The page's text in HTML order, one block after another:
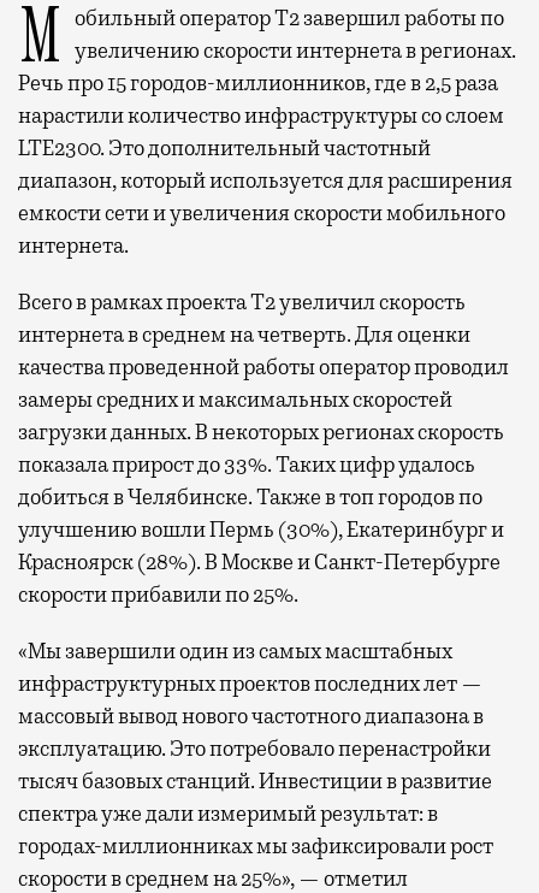
Мобильный оператор Т2 завершил работы по увеличению скорости интернета в регионах.
Речь про 15 городов-миллионников, где в 2,5 раза
нарастили количество инфраструктуры со слоем
LTE2300. Это дополнительный частотный
диапазон, который используется для расширения
емкости сети и увеличения скорости мобильного
интернета.
Всего в рамках проекта Т2 увеличил скорость
интернета в среднем на четверть. Для оценки
качества проведенной работы оператор проводил
замеры средних и максимальных скоростей
загрузки данных. В некоторых регионах скорость
показала прирост до 33%. Таких цифр удалось
добиться в Челябинске. Также в топ городов по
улучшению вошли Пермь (30%), Екатеринбург и
Красноярск (28%). В Москве и Санкт-Петербурге
скорости прибавили по 25%.
«Мы завершили один из самых масштабных
инфраструктурных проектов последних лет —
массовый вывод нового частотного диапазона в
эксплуатацию. Это потребовало перенастройки
тысяч базовых станций. Инвестиции в развитие
спектра уже дали измеримый результат: в
городах-миллионниках мы зафиксировали рост
скорости в среднем на 25%», — отметил